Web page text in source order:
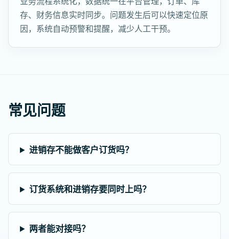
存、财务信息实时同步。问题发生后可以快速定位原
因，系统自动预警和提醒，减少人工干预。
常见问题
进销存不能做客户订货吗？
订货系统和进销存要同时上吗？
两者能对接吗？